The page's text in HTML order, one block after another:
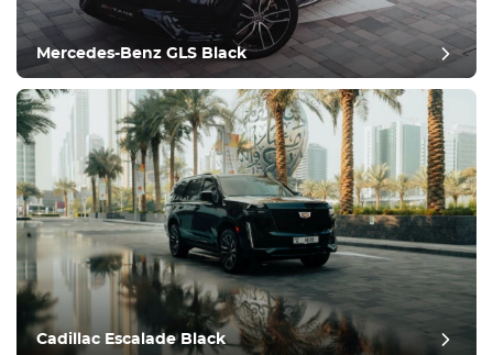
Mercedes-Benz GLS Black
Cadillac Escalade Black